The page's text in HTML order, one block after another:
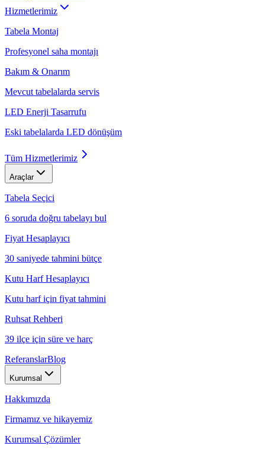
Hizmetlerimiz
Tabela Montaj
Profesyonel saha montajı
Bakım & Onarım
Mevcut tabelalarda servis
LED Enerji Tasarrufu
Eski tabelalarda LED dönüşüm
Tüm Hizmetlerimiz
Araçlar
Tabela Seçici
6 soruda doğru tabelayı bul
Fiyat Hesaplayıcı
30 saniyede tahmini bütçe
Kutu Harf Hesaplayıcı
Kutu harf için fiyat tahmini
Ruhsat Rehberi
39 ilçe için süre ve harç
ReferanslarBlog
Kurumsal
Hakkımızda
Firmamız ve hikayemiz
Kurumsal Çözümler